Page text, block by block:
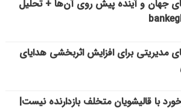
جهان و آینده پیش روی آن‌ها + تحلیل
مدیریتی برای افزایش اثربخشی هدایای
با قالیشویان متخلف بازدارنده نیست|